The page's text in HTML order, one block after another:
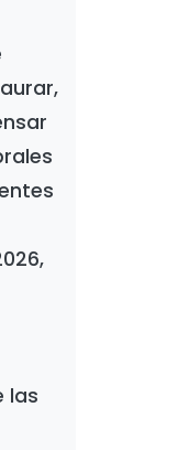
las